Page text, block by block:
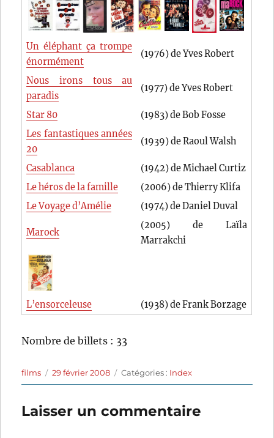
Un éléphant ça trompe
énormément
(1976) de Yves Robert
Nous irons tous au
paradis
(1977) de Yves Robert
Star 80
(1983) de Bob Fosse
Les fantastiques années
20
(1939) de Raoul Walsh
Casablanca
(1942) de Michael Curtiz
Le héros de la famille
(2006) de Thierry Klifa
Le Voyage d’Amélie
(1974) de Daniel Duval
Marock
(2005) de Laïla
Marrakchi
L’ensorceleuse (1938) de Frank Borzage
Nombre de billets : 33
Auteur
films
Publié
le
29 février 2008 Catégories
Catégories : Index
Laisser un commentaire